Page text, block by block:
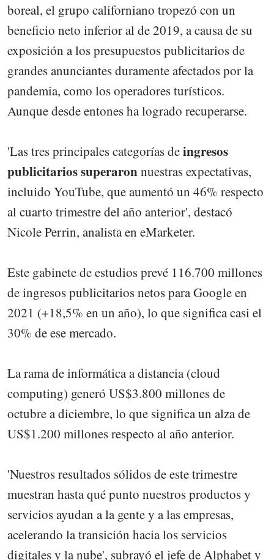
boreal, el grupo californiano tropezó con un
beneficio neto inferior al de 2019, a causa de su
exposición a los presupuestos publicitarios de
grandes anunciantes duramente afectados por la
pandemia, como los operadores turísticos.
Aunque desde entones ha logrado recuperarse.
'Las tres principales categorías deingresos
publicitarios superaronnuestras expectativas,
incluido YouTube, que aumentó un 46% respecto
al cuarto trimestre del año anterior', destacó
Nicole Perrin, analista en eMarketer.
Este gabinete de estudios prevé 116.700 millones
de ingresos publicitarios netos para Google en
2021 (+18,5% en un año), lo que significa casi el
30% de ese mercado.
La rama de informática a distancia (cloud
computing) generó US$3.800 millones de
octubre a diciembre, lo que significa un alza de
US$1.200 millones respecto al año anterior.
'Nuestros resultados sólidos de este trimestre
muestran hasta qué punto nuestros productos y
servicios ayudan a la gente y a las empresas,
acelerando la transición hacia los servicios
digitales y la nube', subrayó el jefe de Alphabet y